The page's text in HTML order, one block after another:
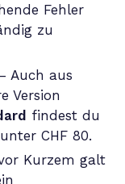
Fehler
zu
Auch aus
Version
findest du
CHF 80.
Kurzem galt